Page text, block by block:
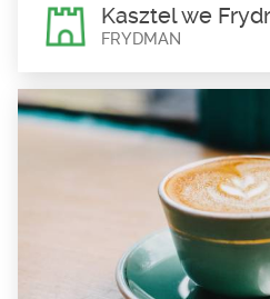
Kasztel we
FRYDMAN
Kasztel we
Frydmański dwór obronny,
powstał pod koniec